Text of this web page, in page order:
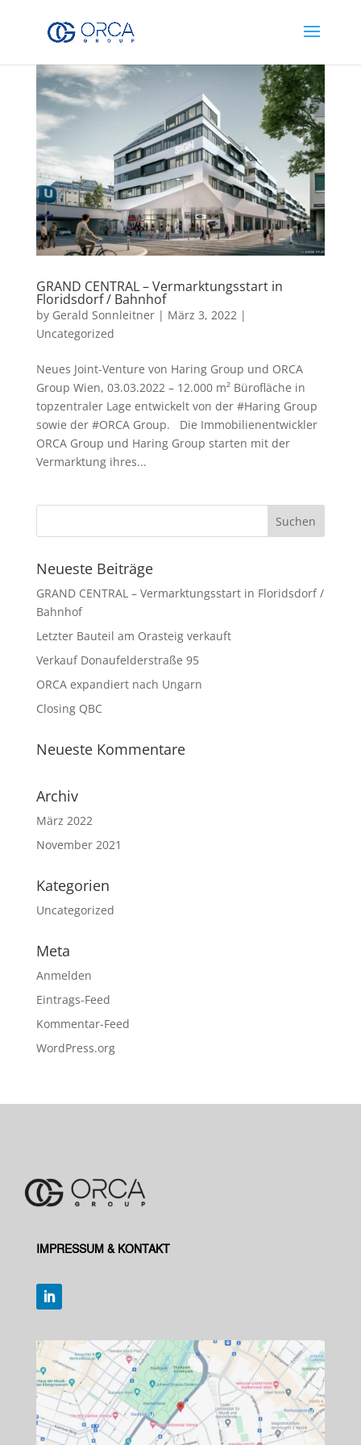
GRAND CENTRAL – Vermarktungsstart in
Floridsdorf / Bahnhof
by Gerald Sonnleitner| März 3, 2022|
Uncategorized
Neues Joint-Venture von Haring Group und ORCA
Group Wien, 03.03.2022 – 12.000 m² Bürofläche in
topzentraler Lage entwickelt von der #Haring Group
sowie der #ORCA Group. Die Immobilienentwickler
ORCA Group und Haring Group starten mit der
Vermarktung ihres...
Neueste Beiträge
GRAND CENTRAL – Vermarktungsstart in Floridsdorf /
Bahnhof
Letzter Bauteil am Orasteig verkauft
Verkauf Donaufelderstraße 95
ORCA expandiert nach Ungarn
Closing QBC
Neueste Kommentare
Archiv
März 2022
November 2021
Kategorien
Uncategorized
Meta
Anmelden
Eintrags-Feed
Kommentar-Feed
WordPress.org
IMPRESSUM & KONTAKT